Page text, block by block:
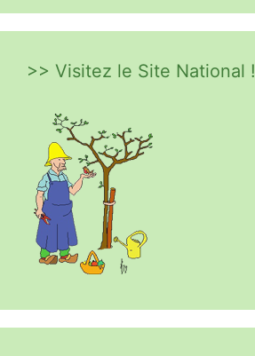
>> Visitez le Site National !